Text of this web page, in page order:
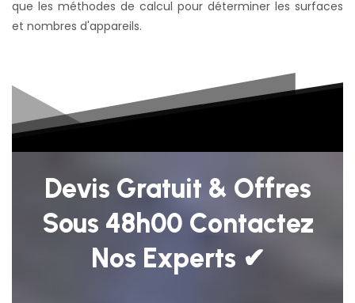
que les méthodes de calcul pour déterminer les surfaces
et nombres d'appareils.
Devis Gratuit & Offres
Sous 48h00 Contactez
Nos Experts ✔